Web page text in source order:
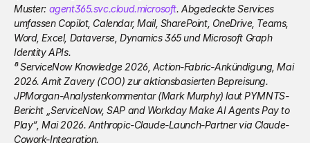
Muster: agent365.svc.cloud.microsoft. Abgedeckte Services
umfassen Copilot, Calendar, Mail, SharePoint, OneDrive, Teams,
Word, Excel, Dataverse, Dynamics 365 und Microsoft Graph
Identity APIs.
⁸ ServiceNow Knowledge 2026, Action-Fabric-Ankündigung, Mai
2026. Amit Zavery (COO) zur aktionsbasierten Bepreisung.
JPMorgan-Analystenkommentar (Mark Murphy) laut PYMNTS-
Bericht „ServiceNow, SAP and Workday Make AI Agents Pay to
Play“, Mai 2026. Anthropic-Claude-Launch-Partner via Claude-
Cowork-Integration.